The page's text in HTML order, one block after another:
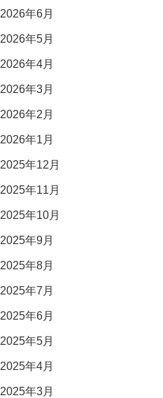
2026年6月
2026年5月
2026年4月
2026年3月
2026年2月
2026年1月
2025年12月
2025年11月
2025年10月
2025年9月
2025年8月
2025年7月
2025年6月
2025年5月
2025年4月
2025年3月